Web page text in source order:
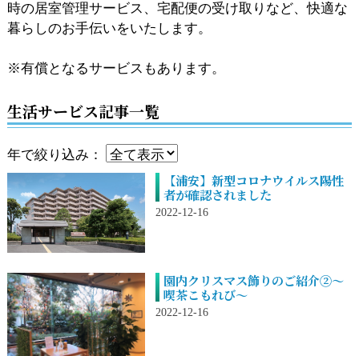
時の居室管理サービス、宅配便の受け取りなど、快適な
暮らしのお手伝いをいたします。
※有償となるサービスもあります。
生活サービス記事一覧
年で絞り込み：
【浦安】新型コロナウイルス陽性
者が確認されました
2022-12-16
園内クリスマス飾りのご紹介②～
喫茶こもれび～
2022-12-16